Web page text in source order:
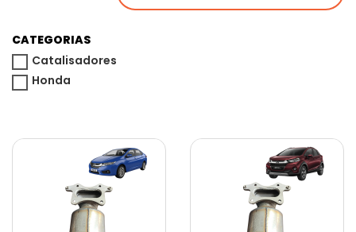
CATEGORIAS
Catalisadores
Honda